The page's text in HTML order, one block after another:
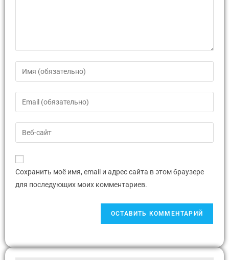
Сохранить моё имя, email и адрес сайта в этом браузере
для последующих моих комментариев.